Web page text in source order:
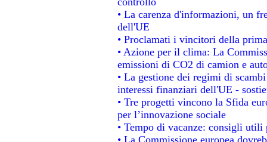
• La carenza d'informazioni, un
dell'UE
• Proclamati i vincitori della
• Azione per il clima: La
emissioni di CO2 di camion e
• La gestione dei regimi di
interessi finanziari dell'UE -
• Tre progetti vincono la Sfida
per l’innovazione sociale
• Tempo di vacanze: consigli utili
• La Commissione europea